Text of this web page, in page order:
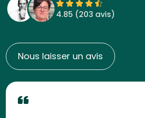
4.85 (203 avis)
Nous laisser un avis